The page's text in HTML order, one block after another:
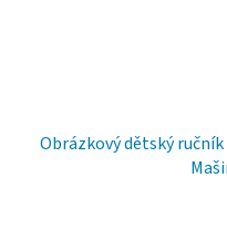
Obrázkový dětský